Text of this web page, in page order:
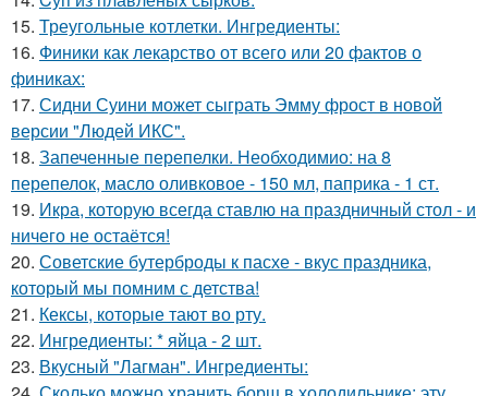
15. Треугольные котлетки. Ингредиенты:
16. Финики как лекарство от всего или 20 фактов о
финиках:
17. Сидни Суини может сыграть Эмму фрост в новой
версии "Людей ИКС".
18. Запеченные перепелки. Необходимио: на 8
перепелок, масло оливковое - 150 мл, паприка - 1 ст.
19. Икра, которую всегда ставлю на праздничный стол - и
ничего не остаётся!
20. Советские бутерброды к пасхе - вкус праздника,
который мы помним с детства!
21. Кексы, которые тают во рту.
22. Ингредиенты: * яйца - 2 шт.
23. Вкусный "Лагман". Ингредиенты: